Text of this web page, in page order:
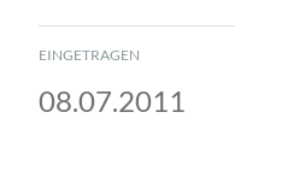
EINGETRAGEN
08.07.2011